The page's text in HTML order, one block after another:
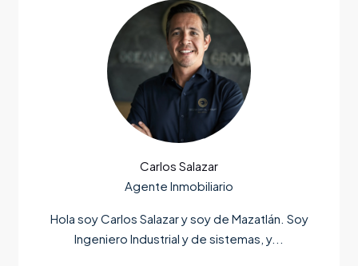
Carlos Salazar
Agente Inmobiliario
Hola soy Carlos Salazar y soy de Mazatlán. Soy
Ingeniero Industrial y de sistemas, y...